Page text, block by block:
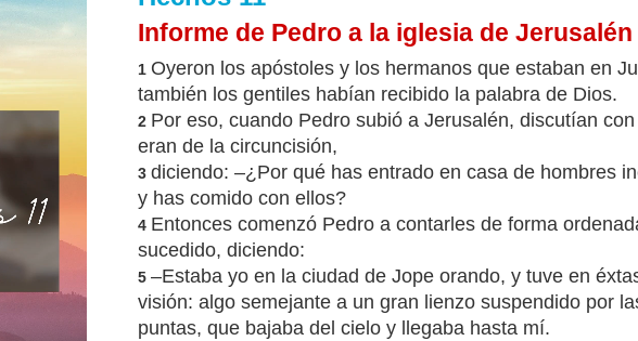
Informe de Pedro a la iglesia de Jerusalén
1 Oyeron los apóstoles y los hermanos que estaban en
también los gentiles habían recibido la palabra de Dios.
2 Por eso, cuando Pedro subió a Jerusalén, discutían
eran de la circuncisión,
3diciendo: –¿Por qué has entrado en casa de hombres
y has comido con ellos?
4 Entonces comenzó Pedro a contarles de forma
sucedido, diciendo:
5–Estaba yo en la ciudad de Jope orando, y tuve en
visión: algo semejante a un gran lienzo suspendido por
puntas, que bajaba del cielo y llegaba hasta mí.